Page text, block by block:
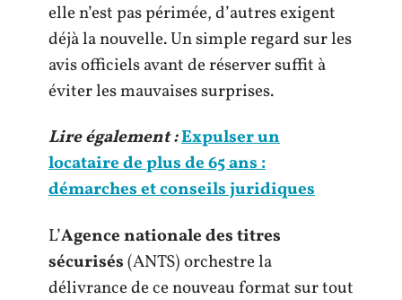
elle n’est pas périmée, d’autres exigent
déjà la nouvelle. Un simple regard sur les
avis officiels avant de réserver suffit à
éviter les mauvaises surprises.
Lire également :Expulser un
locataire de plus de 65 ans :
démarches et conseils juridiques
L’Agence nationale des titres
sécurisés(ANTS) orchestre la
délivrance de ce nouveau format sur tout